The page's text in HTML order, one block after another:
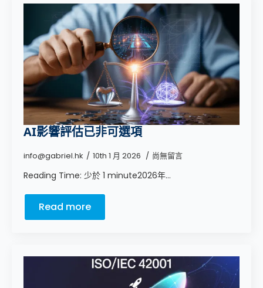
AI影響評估已非可選項
info@gabriel.hk 10th 1 月 2026 尚無留言
Reading Time: 少於 1 minute2026年...
Read more